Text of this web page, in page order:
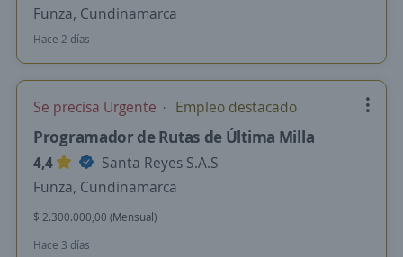
Funza, Cundinamarca
Hace 2 días
Se precisa Urgente Empleo destacado
Programador de Rutas de Última Milla
4,4
Santa Reyes S.A.S
Funza, Cundinamarca
$ 2.300.000,00 (Mensual)
Hace 3 días